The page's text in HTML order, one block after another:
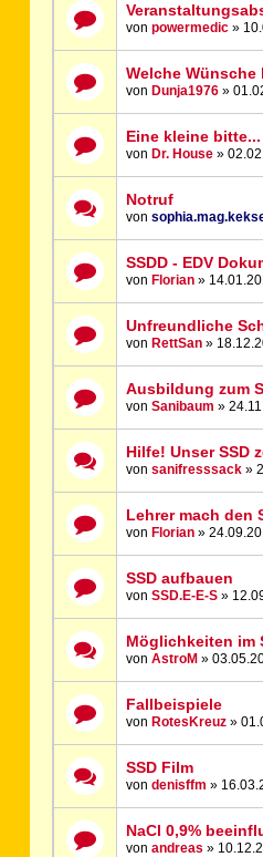
vonpowermedic »
Welche Wünsche
von Dunja1976 »
Eine kleine bitte...
von Dr. House »
Notruf
von
SSDD - EDV
von Florian »
Unfreundliche
von RettSan »
Ausbildung zum
vonSanibaum »
Hilfe! Unser SSD
vonsanifresssack »
Lehrer mach den
von Florian »
SSD aufbauen
vonSSD.E-E-S »
Möglichkeiten im
vonAstroM »
Fallbeispiele
von RotesKreuz »
SSD Film
vondenisffm »
NaCl 0,9%
vonandreas »